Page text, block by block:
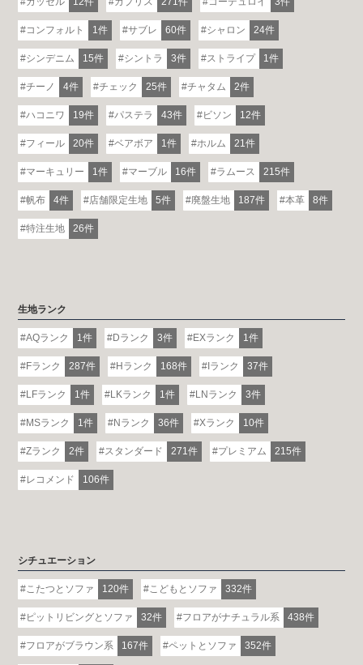
コンフォルト 1件 サブレ 60件 シャロン 24件
シンデニム 15件 シントラ 3件 ストライプ 1件
チーノ 4件 チェック 25件 チャタム 2件
ハコニワ 19件 パステラ 43件 ビソン 12件
フィール 20件 ベアボア 1件 ホルム 21件
マーキュリー 1件 マーブル 16件 ラムース 215件
帆布 4件 店舗限定生地 5件 廃盤生地 187件 本革 8件
特注生地 26件
生地ランク
AQランク 1件 Dランク 3件 EXランク 1件
Fランク 287件 Hランク 168件 Iランク 37件
LFランク 1件 LKランク 1件 LNランク 3件
MSランク 1件 Nランク 36件 Xランク 10件
Zランク 2件 スタンダード 271件 プレミアム 215件
レコメンド 106件
シチュエーション
こたつとソファ 120件 こどもとソファ 332件
ピットリビングとソファ 32件 フロアがナチュラル系 438件
フロアがブラウン系 167件 ペットとソファ 352件